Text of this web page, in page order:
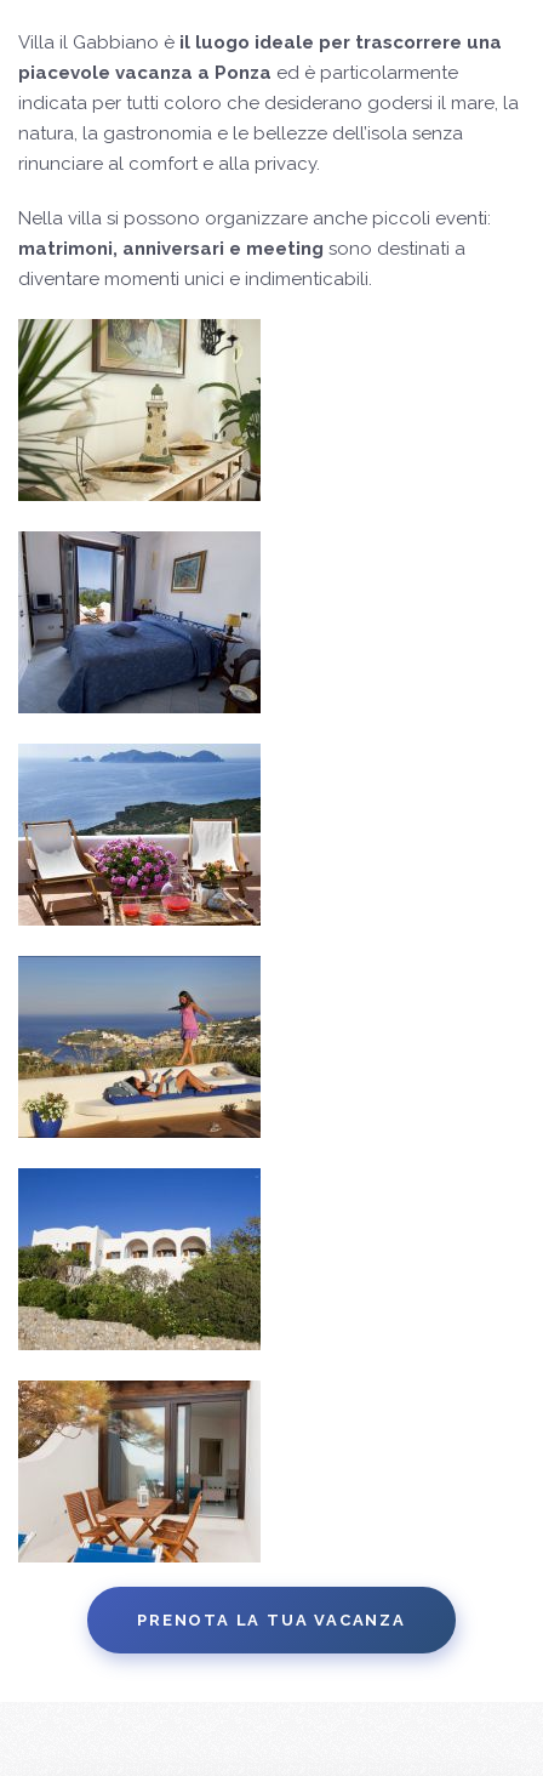
Villa il Gabbiano è il luogo ideale per trascorrere una
piacevole vacanza a Ponza ed è particolarmente
indicata per tutti coloro che desiderano godersi il mare, la
natura, la gastronomia e le bellezze dell’isola senza
rinunciare al comfort e alla privacy.
Nella villa si possono organizzare anche piccoli eventi:
matrimoni, anniversari e meeting sono destinati a
diventare momenti unici e indimenticabili.
PRENOTA LA TUA VACANZA